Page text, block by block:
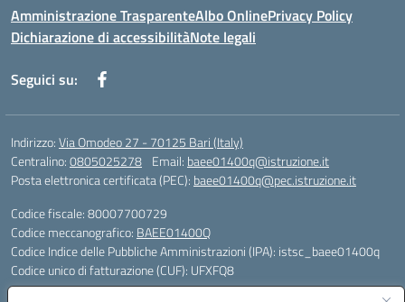
Amministrazione TrasparenteAlbo OnlinePrivacy Policy
Dichiarazione di accessibilitàNote legali
Seguici su:
Indirizzo:Via Omodeo 27 - 70125 Bari (Italy)
Centralino:0805025278 Email: baee01400q@istruzione.it
Posta elettronica certificata (PEC): baee01400q@pec.istruzione.it
Codice fiscale: 80007700729
Codice meccanografico: BAEE01400Q
Codice Indice delle Pubbliche Amministrazioni (IPA): istsc_baee01400q
Codice unico di fatturazione (CUF): UFXFQ8